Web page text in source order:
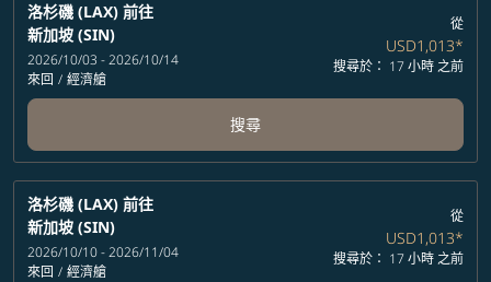
洛杉磯 (LAX) 前往
新加坡 (SIN)
2026/10/03 - 2026/10/14
來回 / 經濟艙
從
USD1,013*
搜尋於： 17 小時 之前
搜尋
洛杉磯 (LAX) 前往
新加坡 (SIN)
2026/10/10 - 2026/11/04
來回 / 經濟艙
從
USD1,013*
搜尋於： 17 小時 之前